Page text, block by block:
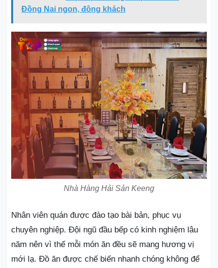
Đồng Nai ngon, đông khách
Nhà Hàng Hải Sản Keeng
Nhân viên quán được đào tạo bài bản, phục vụ
chuyên nghiệp. Đội ngũ đầu bếp có kinh nghiệm lâu
năm nên vì thế mỗi món ăn đều sẽ mang hương vị
mới lạ. Đồ ăn được chế biến nhanh chóng không để